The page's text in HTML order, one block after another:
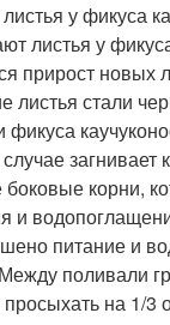
у фикуса
листья у
прирост новых
стали
загнивает
корни,
и
питание и
поливали
на 1/3